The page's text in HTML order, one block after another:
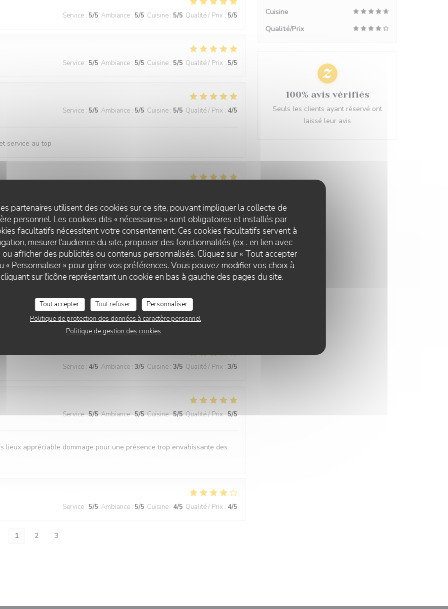
partenaires utilisent des cookies sur ce site, pouvant impliquer la collecte de
personnel. Les cookies dits « nécessaires » sont obligatoires et installés par
facultatifs nécessitent votre consentement. Ces cookies facultatifs servent à
mesurer l'audience du site, proposer des fonctionnalités (ex : en lien avec
afficher des publicités ou contenus personnalisés. Cliquez sur « Tout accepter
« Personnaliser » pour gérer vos préférences. Vous pouvez modifier vos choix à
sur l'icône représentant un cookie en bas à gauche des pages du site.
Tout accepter Tout refuser
Personnaliser
Politique de protection des données à caractère personnel
Politique de gestion des cookies
Service : 5/5 Ambiance : 5/5 Cuisine : 5/5 Qualité / Prix : 5/5
Service : 5/5 Ambiance : 5/5 Cuisine : 5/5 Qualité / Prix : 5/5
Service : 5/5 Ambiance : 5/5 Cuisine : 5/5 Qualité / Prix : 4/5
service au top
Service: 5/5 Ambiance:5/5 Cuisine:5/5 Qualité / Prix: 5 /5
bien entendu.
Service : 4/5 Ambiance : 3/5 Cuisine : 3/5 Qualité / Prix : 3/5
Service:5/5 Ambiance:5/5 Cuisine:5/5 Qualité / Prix:5/5
appréciable dommage pour une présence trop envahissante des
Service : 5/5 Ambiance : 5/5 Cuisine : 4/5 Qualité / Prix : 4/5
1 2 3
Cuisine
Qualité/Prix
100% avis vérifiés
Seuls les clients ayant réservé ont
laissé leur avis